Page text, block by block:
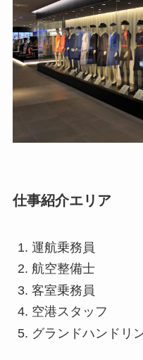
仕事紹介エリア
運航乗務員
航空整備士
客室乗務員
空港スタッフ
グランドハンドリ